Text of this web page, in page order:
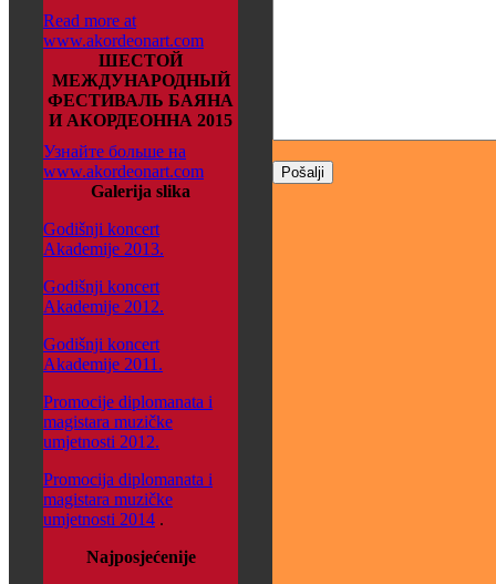
Read more at
www.akordeonart.com
ШЕСТОЙ
МЕЖДУНАРОДНЫЙ
ФЕСТИВАЛЬ БАЯНА
И АКОРДЕОННА 2015
Узнайте больше на
www.akordeonart.com
Galerija slika
Godišnji koncert
Akademije 2013.
Godišnji koncert
Akademije 2012.
Godišnji koncert
Akademije 2011.
Promocije diplomanata i
magistara muzičke
umjetnosti 2012.
Promocija diplomanata i
magistara muzičke
umjetnosti 2014 .
Najposjećenije